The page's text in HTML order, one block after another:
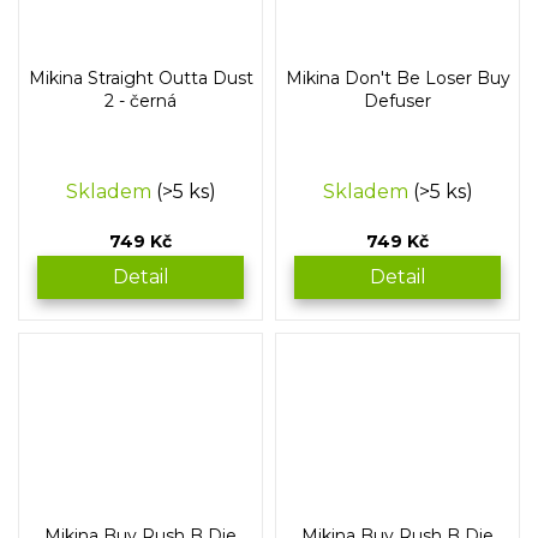
Mikina Straight Outta Dust
2 - černá
Skladem (>5 ks)
749 Kč
Detail
Mikina Don't Be Loser Buy
Defuser
Skladem (>5 ks)
749 Kč
Detail